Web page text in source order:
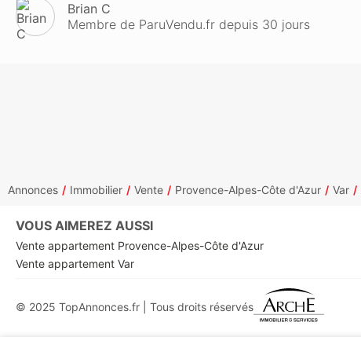
Brian C
Membre de ParuVendu.fr depuis 30 jours
Annonces Immobilier Vente Provence-Alpes-Côte d'Azur Var
VOUS AIMEREZ AUSSI
Vente appartement Provence-Alpes-Côte d'Azur
Vente appartement Var
© 2025 TopAnnonces.fr | Tous droits réservés